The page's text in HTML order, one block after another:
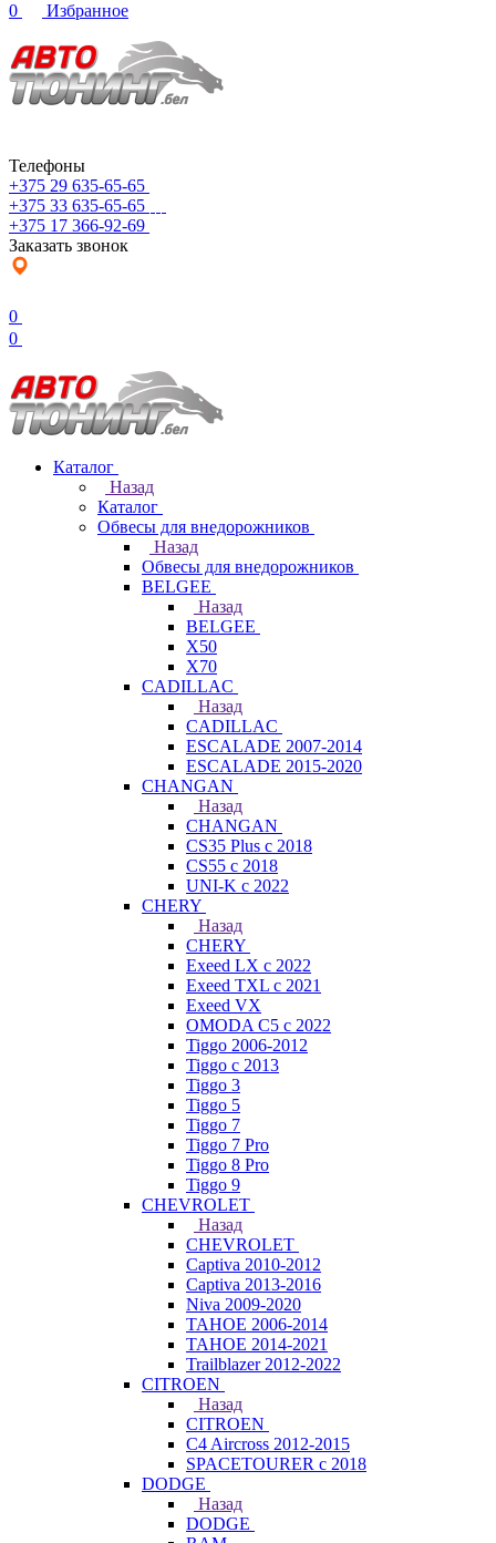
0
Избранное
Телефоны
+375 29 635-65-65
+375 33 635-65-65
+375 17 366-92-69
Заказать звонок
0
0
Каталог
Назад
Каталог
Обвесы для внедорожников
Назад
Обвесы для внедорожников
BELGEE
Назад
BELGEE
X50
X70
CADILLAC
Назад
CADILLAC
ESCALADE 2007-2014
ESCALADE 2015-2020
CHANGAN
Назад
CHANGAN
CS35 Plus с 2018
CS55 с 2018
UNI-K с 2022
CHERY
Назад
CHERY
Exeed LX с 2022
Exeed TXL с 2021
Exeed VX
OMODA C5 с 2022
Tiggo 2006-2012
Tiggo с 2013
Tiggo 3
Tiggo 5
Tiggo 7
Tiggo 7 Pro
Tiggo 8 Pro
Tiggo 9
CHEVROLET
Назад
CHEVROLET
Captiva 2010-2012
Captiva 2013-2016
Niva 2009-2020
TAHOE 2006-2014
TAHOE 2014-2021
Trailblazer 2012-2022
CITROEN
Назад
CITROEN
C4 Aircross 2012-2015
SPACETOURER с 2018
DODGE
Назад
DODGE